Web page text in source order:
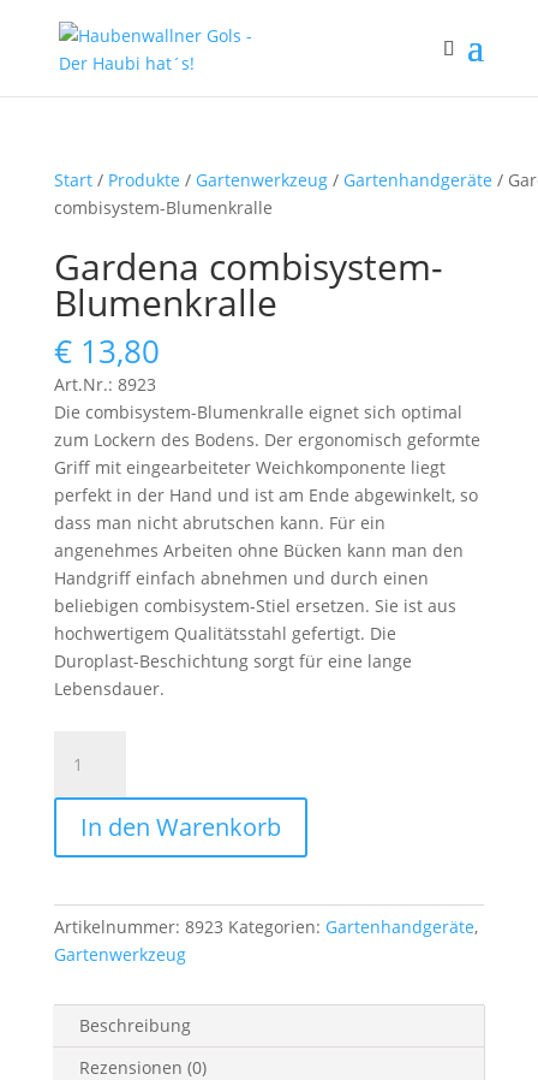
Start/ Produkte / Gartenwerkzeug/ Gartenhandgeräte /
combisystem-Blumenkralle
Gardena combisystem-
Blumenkralle
€13,80
Art.Nr.: 8923
Die combisystem-Blumenkralle eignet sich optimal
zum Lockern des Bodens. Der ergonomisch geformte
Griff mit eingearbeiteter Weichkomponente liegt
perfekt in der Hand und ist am Ende abgewinkelt, so
dass man nicht abrutschen kann. Für ein
angenehmes Arbeiten ohne Bücken kann man den
Handgriff einfach abnehmen und durch einen
beliebigen combisystem-Stiel ersetzen. Sie ist aus
hochwertigem Qualitätsstahl gefertigt. Die
Duroplast-Beschichtung sorgt für eine lange
Lebensdauer.
combisystem-
Blumenkralle
MengeIn den Warenkorb
Artikelnummer: 8923 Kategorien: Gartenhandgeräte,
Gartenwerkzeug
Beschreibung
Rezensionen (0)